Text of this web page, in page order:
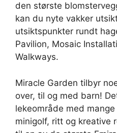
den største
kan du nyte vakker
utsiktspunkter rundt
Pavilion, Mosaic
Walkways.
Miracle Garden tilbyr
over, til og med barn!
lekeområde med
minigolf, ritt og kreative